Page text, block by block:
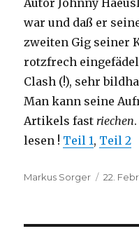
Autor Johnny
war und daß er
zweiten Gig seiner
rotzfrech
Clash (!), sehr
Man kann seine
Artikels fastriechen
lesen ! Teil 1, Teil 2
Autor
Markus Sorger 22.